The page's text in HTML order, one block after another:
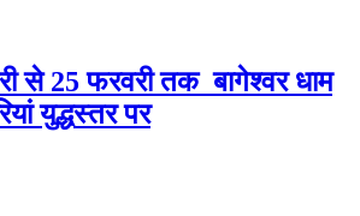
से 25 फरवरी तक बागेश्वर धाम
युद्धस्तर पर